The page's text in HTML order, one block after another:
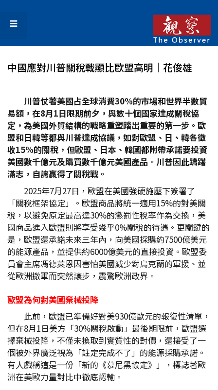
中國應對川普關稅戰顯比歐盟高明│花俊雄
川普仗著美國占全球消費30%的市場和世界半數貿
易額，在8月1日限期前夕，與數十個國家達成關稅協
定，為美國外貿結構的戰略重塑踏出重要的第一步。歐
盟和日韓等都與川普達成協議，如對歐盟、日、韓各徵
收15%的關稅，但歐盟、日本、韓國都附帶承諾要投資
美國數千億元及購買數千億元美國產品。川普因此躊躇
滿志，自誇贏得了關稅戰。
2025年7月27日，歐盟在美國強硬施壓下簽署了
「關稅框架協定」。歐盟商品將統一適用15%的對美關
稅，以避免原定最高達30%的懲罰性稅率作為交換，美
國商品進入歐盟則將享受幾乎0%關稅的待遇。更關鍵的
是，歐盟還承諾未來三年內，向美國採購約7500億美元
的能源產品，並提供約6000億美元的直接投資。歐盟委
員會主席馮德萊恩因害怕美國減少對烏克蘭的軍援、並
從歐洲撤軍而突然讓步，震驚歐洲政界。
歐盟為何對美國棄械投降
此前，歐盟已準備好對美930億歐元的報復性清單，
但在8月1日美方「30%關稅啟動」最後期限前，歐盟選
擇棄械投降，不僅未換取到實質性的對價，還接受了一
個被外界廣泛視為「註定完成不了」的能源採購承諾。
有人戲稱這是一份「新的《慕尼黑協定》」，標誌著歐
洲在美歐力量對比中徹底認輸。